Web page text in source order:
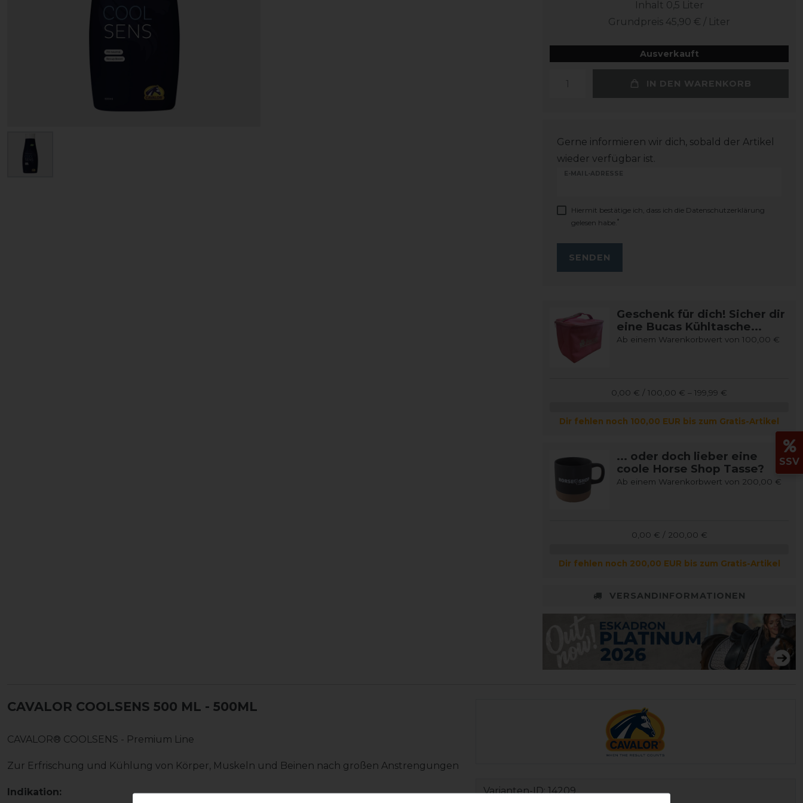
Inhalt 0,5 Liter
Grundpreis 45,90 € / Liter
Ausverkauft
IN DEN WARENKORB
Gerne informieren wir dich, sobald der Artikel
wieder verfügbar ist.
E-MAIL-ADRESSE
Hiermit bestätige ich, dass ich die Daten­schutz­erklärung
gelesen habe. *
SENDEN
Geschenk für dich! Sicher dir
eine Bucas Kühltasche...
Ab einem Warenkorbwert von 100,00 €
0,00 € / 100,00 € – 199,99 €
Dir fehlen noch 100,00 EUR bis zum Gratis-Artikel
... oder doch lieber eine
coole Horse Shop Tasse?
Ab einem Warenkorbwert von 200,00 €
0,00 € / 200,00 €
Dir fehlen noch 200,00 EUR bis zum Gratis-Artikel
VERSANDINFORMATIONEN
CAVALOR COOLSENS 500 ML - 500ML
CAVALOR® COOLSENS - Premium Line
Zur Erfrischung und Kühlung von Körper, Muskeln und Beinen nach großen Anstrengungen
Indikation: Varianten-ID:14209
SSV